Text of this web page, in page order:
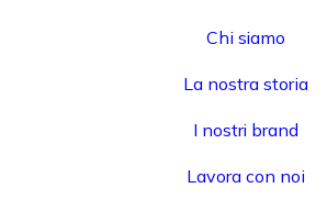
Chi siamo
La nostra storia
I nostri brand
Lavora con noi